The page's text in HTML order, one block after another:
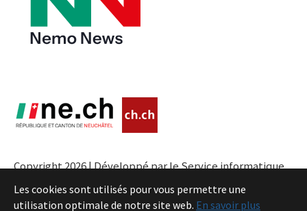
Les cookies sont utilisés pour vous permettre une
utilisation optimale de notre site web. En savoir plus
Copyright 2026 | Développé par le Service informatique
de l'Entité neuchâteloise |